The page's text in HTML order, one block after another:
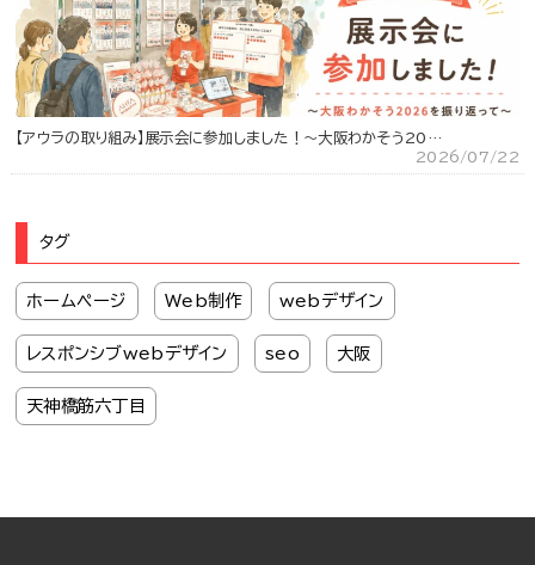
【アウラの取り組み】展示会に参加しました！～大阪わかそう20…
2026/07/22
タグ
ホームページ Web制作 webデザイン
レスポンシブwebデザイン seo 大阪
天神橋筋六丁目